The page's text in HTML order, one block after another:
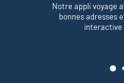
Notre appli voyage
bonnes adresses
interactive